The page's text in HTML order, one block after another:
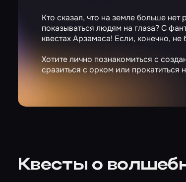
Кто сказал, что на земле больше
показываться людям на глаза? С
квестах Арзамаса! Если, конечно,
Хотите лично познакомиться с
сразиться с орком или прокатиться
Квесты о